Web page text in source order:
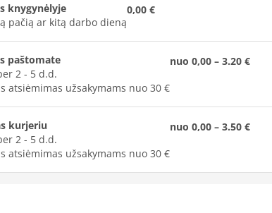
knygynėlyje
pačią ar kitą darbo dieną
0,00 €
paštomate
2 - 5 d.d.
atsiėmimas užsakymams nuo 30 €
nuo 0,00 – 3.20 €
kurjeriu
2 - 5 d.d.
atsiėmimas užsakymams nuo 30 €
nuo 0,00 – 3.50 €